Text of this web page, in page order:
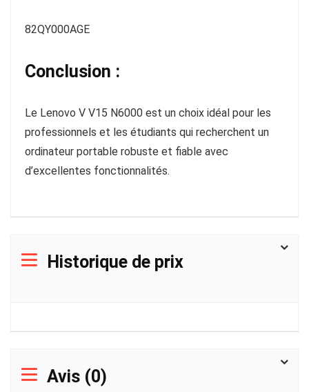
82QY000AGE
Conclusion :
Le Lenovo V V15 N6000 est un choix idéal pour les
professionnels et les étudiants qui recherchent un
ordinateur portable robuste et fiable avec
d’excellentes fonctionnalités.
Historique de prix
Avis (0)